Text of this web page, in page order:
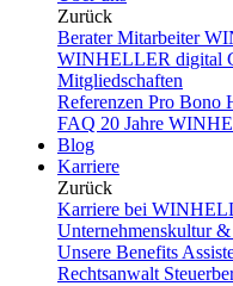
Zurück
BeraterMitarbeiter
WINHELLER digital
Mitgliedschaften
Referenzen Pro Bono
FAQ 20 Jahre
Blog
Karriere
Zurück
Karriere bei
Unternehmenskultur
Unsere Benefits
Rechtsanwalt